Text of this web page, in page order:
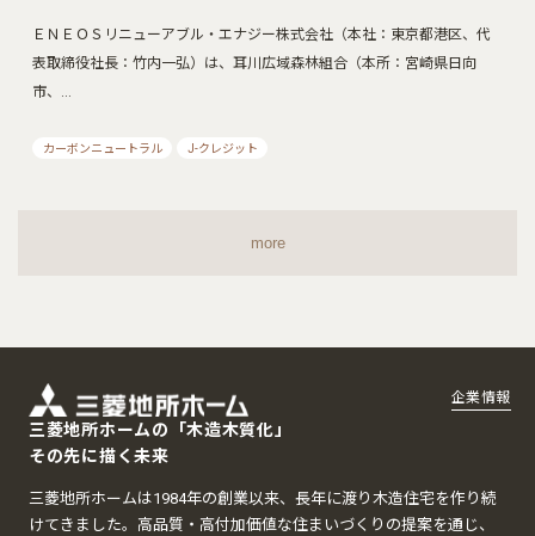
ＥＮＥＯＳリニューアブル・エナジー株式会社（本社：東京都港区、代
表取締役社長：竹内一弘）は、耳川広域森林組合（本所：宮崎県日向
市、…
カーボンニュートラル J-クレジット
more
三菱地所ホームの「木造木質化」
その先に描く未来
三菱地所ホームは1984年の創業以来、長年に渡り木造住宅を作り続
けてきました。高品質・高付加価値な住まいづくりの提案を通じ、
企業情報